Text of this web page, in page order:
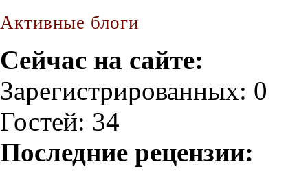
Активные блоги
Сейчас на сайте:
Зарегистрированных: 0
Гостей: 34
Последние рецензии: